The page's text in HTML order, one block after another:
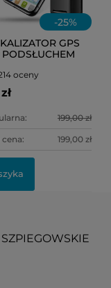
-25%
GPS
PODSŁUCHEM
DO
LUB
oceny
199,00 zł
cena: 199,00 zł